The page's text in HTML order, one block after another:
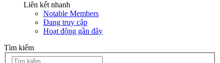
Liên kết nhanh
Notable Members
Đang truy cập
Hoạt động gần đây
Tìm kiếm